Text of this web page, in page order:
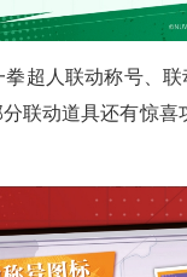
超人联动称号、
联动道具还有惊喜